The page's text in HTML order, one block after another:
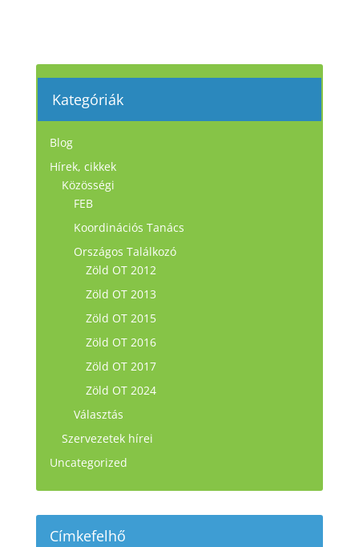
Kategóriák
Blog
Hírek, cikkek
Közösségi
FEB
Koordinációs Tanács
Országos Találkozó
Zöld OT 2012
Zöld OT 2013
Zöld OT 2015
Zöld OT 2016
Zöld OT 2017
Zöld OT 2024
Választás
Szervezetek hírei
Uncategorized
Címkefelhő